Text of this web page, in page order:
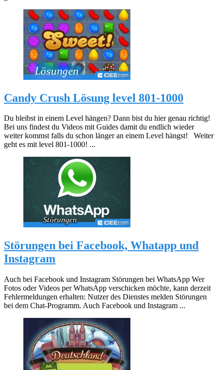
Candy Crush Lösung level 801-1000
Du bleibst in einem Level hängen? Dann bist du hier genau richtig!
Bei uns findest du Videos mit Guides damit du endlich wieder
weiter kommst falls du schon länger an einem Level hängst! Weiter
geht es mit level 801-1000! ...
Störungen bei Facebook, Whatapp und
Instagram
Auch bei Facebook und Instagram Störungen bei WhatsApp Wer
Fotos oder Videos per WhatsApp verschicken möchte, kann derzeit
Fehlermeldungen erhalten: Nutzer des Dienstes melden Störungen
bei dem Chat-Programm. Auch Facebook und Instagram ...